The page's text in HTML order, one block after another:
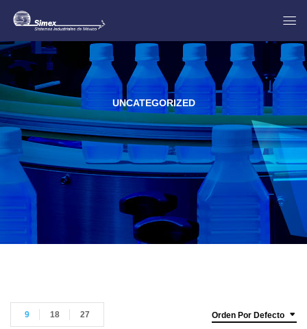
UNCATEGORIZED
Orden Por Defecto
9 18 27